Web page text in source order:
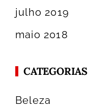
julho 2019
maio 2018
CATEGORIAS
Beleza